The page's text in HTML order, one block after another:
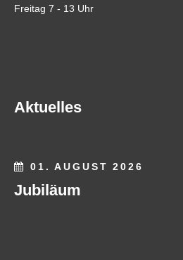
Freitag 7 - 13 Uhr
Aktuelles
01. AUGUST 2026
Jubiläum